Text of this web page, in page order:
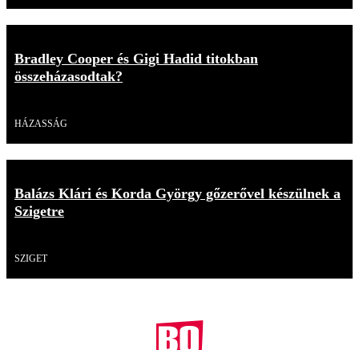
Bradley Cooper és Gigi Hadid titokban
összeházasodtak?
HÁZASSÁG
Balázs Klári és Korda György gőzerővel készülnek a
Szigetre
SZIGET